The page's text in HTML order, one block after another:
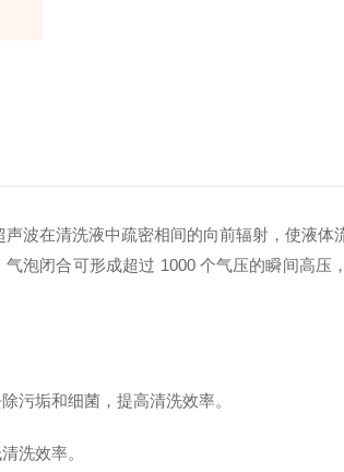
在清洗液中疏密相间的向前辐射，使液体
泡闭合可形成超过 1000 个气压的瞬间高压
垢和细菌，提高清洗效率。
洗效率。